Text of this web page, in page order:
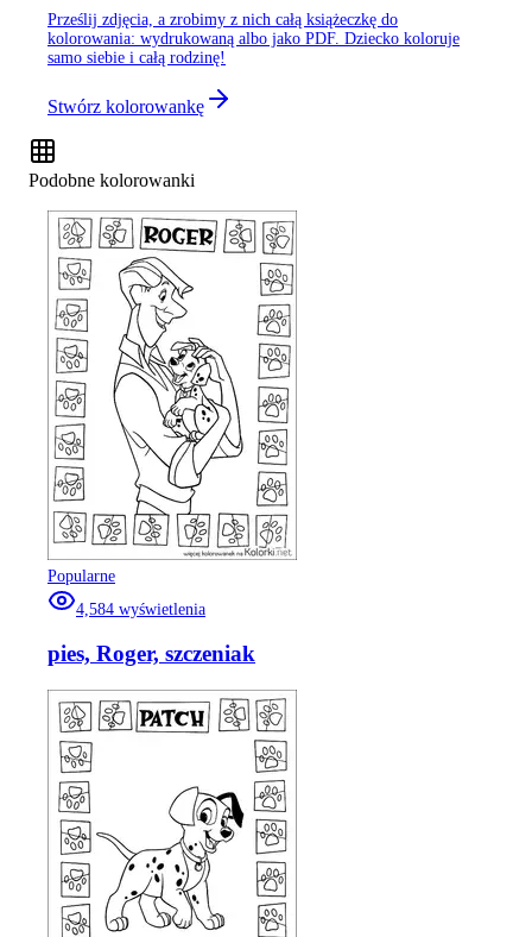
Prześlij zdjęcia, a zrobimy z nich całą książeczkę do
kolorowania: wydrukowaną albo jako PDF. Dziecko koloruje
samo siebie i całą rodzinę!
Stwórz kolorowankę
Podobne kolorowanki
Popularne
4,584 wyświetlenia
pies, Roger, szczeniak